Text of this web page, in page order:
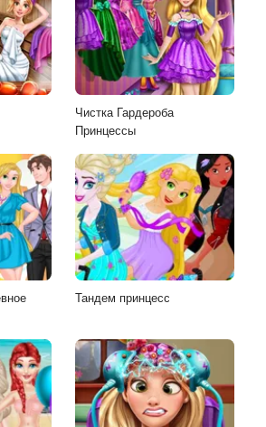
Чистка Гардероба
Принцессы
Тандем принцесс